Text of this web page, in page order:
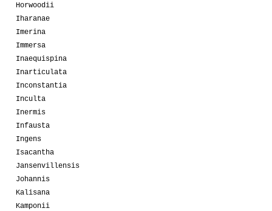
Horwoodii
Iharanae
Imerina
Immersa
Inaequispina
Inarticulata
Inconstantia
Inculta
Inermis
Infausta
Ingens
Isacantha
Jansenvillensis
Johannis
Kalisana
Kamponii